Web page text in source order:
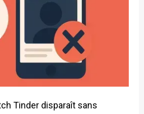
Tinder disparaît sans